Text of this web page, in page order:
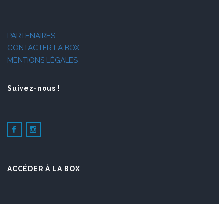
PARTENAIRES
CONTACTER LA BOX
MENTIONS LÉGALES
Suivez-nous !
ACCÉDER À LA BOX